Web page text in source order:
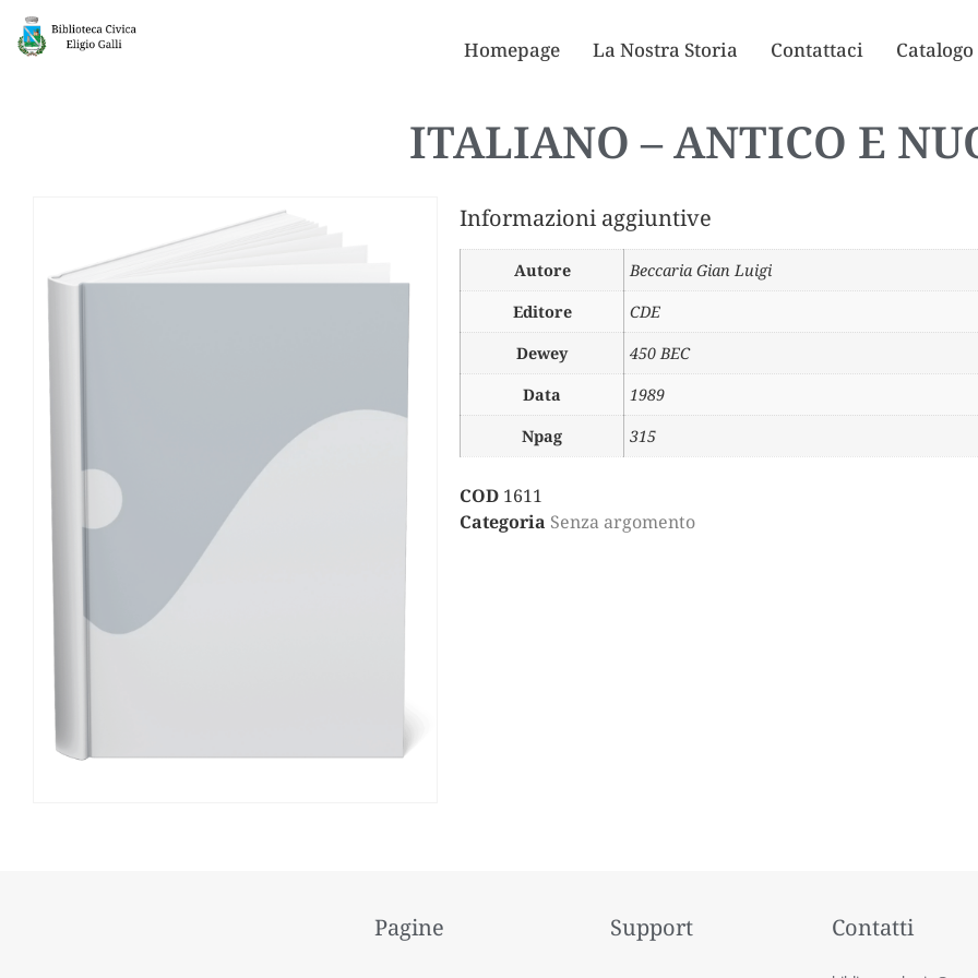
Homepage La Nostra Storia Contattaci Catalogo
ITALIANO – ANTICO E
Informazioni aggiuntive
Autore
Beccaria Gian Luigi
Editore
CDE
Dewey
450 BEC
Data
1989
Npag
315
COD 1611
Categoria Senza argomento
Pagine Support Contatti